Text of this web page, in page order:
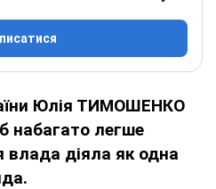
Юлія ТИМОШЕНКО
набагато легше
діяла як одна